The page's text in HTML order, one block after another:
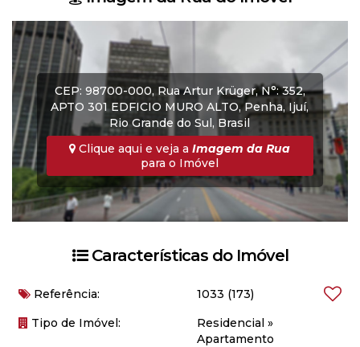
CEP: 98700-000,Rua Artur Krüger,N°:352,
APTO 301 EDFICIO MURO ALTO,Penha, Ijuí,
Rio Grande do Sul, Brasil
Clique aqui e veja aImagem da Rua
para o Imóvel
Características do Imóvel
Referência: 1033 (173)
Tipo de Imóvel:
Residencial »
Apartamento